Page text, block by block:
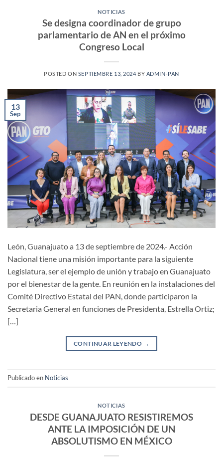
NOTICIAS
Se designa coordinador de grupo
parlamentario de AN en el próximo
Congreso Local
POSTED ON SEPTIEMBRE 13, 2024 BY ADMIN-PAN
13
Sep
León, Guanajuato a 13 de septiembre de 2024.- Acción
Nacional tiene una misión importante para la siguiente
Legislatura, ser el ejemplo de unión y trabajo en Guanajuato
por el bienestar de la gente. En reunión en la instalaciones del
Comité Directivo Estatal del PAN, donde participaron la
Secretaria General en funciones de Presidenta, Estrella Ortiz;
[…]
CONTINUAR LEYENDO →
Publicado en Noticias
NOTICIAS
DESDE GUANAJUATO RESISTIREMOS
ANTE LA IMPOSICIÓN DE UN
ABSOLUTISMO EN MÉXICO